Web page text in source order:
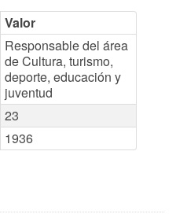
Valor
Responsable del área
de Cultura, turismo,
deporte, educación y
juventud
23
1936